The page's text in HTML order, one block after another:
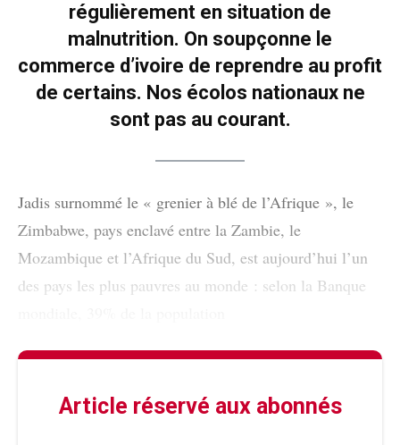
régulièrement en situation de
malnutrition. On soupçonne le
commerce d’ivoire de reprendre au profit
de certains. Nos écolos nationaux ne
sont pas au courant.
Jadis surnommé le « grenier à blé de l’Afrique », le
Zimbabwe, pays enclavé entre la Zambie, le
Mozambique et l’Afrique du Sud, est aujourd’hui l’un
des pays les plus pauvres au monde : selon la Banque
Article réservé aux abonnés